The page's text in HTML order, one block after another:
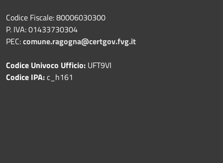
Codice Fiscale: 80006030300
P. IVA: 01433730304
PEC:comune.ragogna@certgov.fvg.it
Codice Univoco Ufficio: UFT9VI
Codice IPA:c_h161